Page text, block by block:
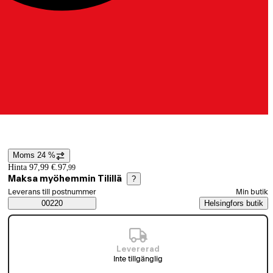
Prisinformation
Moms 24 %
Hinta 97,99 €.97,99
Maksa myöhemmin Tilillä ?
Saatavuustiedot
Välj beställningssätt
Leverans till postnummer
00220
Min butik
Helsingfors butik
Levererad
Inte tillgänglig